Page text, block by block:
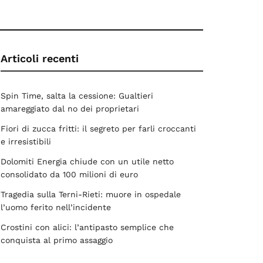
Articoli recenti
Spin Time, salta la cessione: Gualtieri
amareggiato dal no dei proprietari
Fiori di zucca fritti: il segreto per farli croccanti
e irresistibili
Dolomiti Energia chiude con un utile netto
consolidato da 100 milioni di euro
Tragedia sulla Terni-Rieti: muore in ospedale
l’uomo ferito nell’incidente
Crostini con alici: l’antipasto semplice che
conquista al primo assaggio